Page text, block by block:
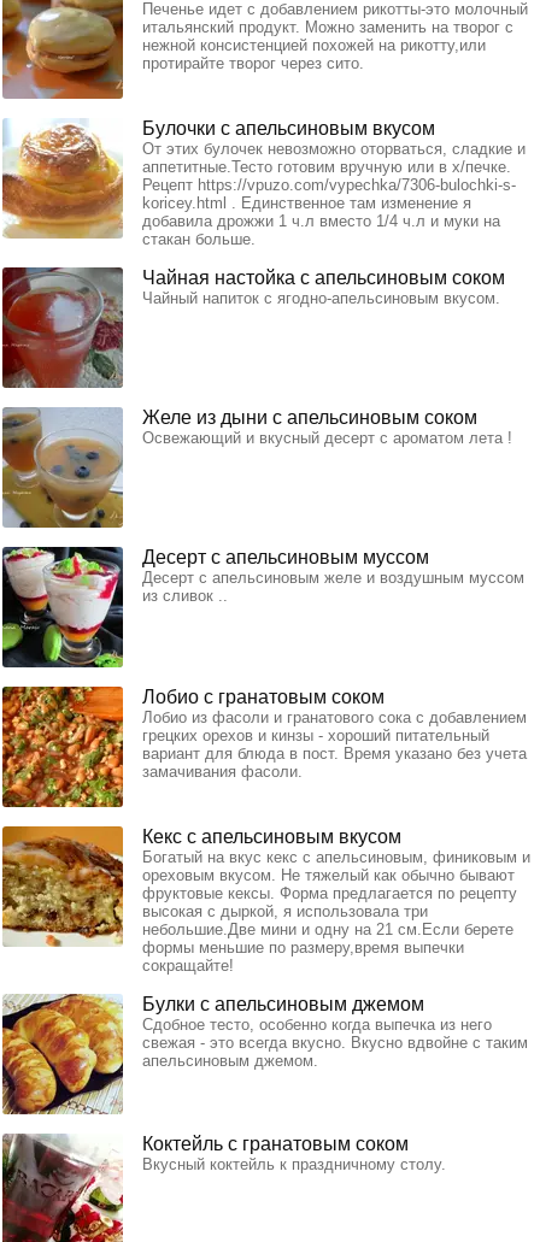
Печенье идет с добавлением рикотты-это молочный
итальянский продукт. Можно заменить на творог с
нежной консистенцией похожей на рикотту,или
протирайте творог через сито.
Булочки с апельсиновым вкусом
От этих булочек невозможно оторваться, сладкие и
аппетитные.Тесто готовим вручную или в х/печке.
Рецепт https://vpuzo.com/vypechka/7306-bulochki-s-
koricey.html . Единственное там изменение я
добавила дрожжи 1 ч.л вместо 1/4 ч.л и муки на
стакан больше.
Чайная настойка с апельсиновым соком
Чайный напиток с ягодно-апельсиновым вкусом.
Желе из дыни с апельсиновым соком
Освежающий и вкусный десерт с ароматом лета !
Десерт с апельсиновым муссом
Десерт с апельсиновым желе и воздушным муссом
из сливок ..
Лобио с гранатовым соком
Лобио из фасоли и гранатового сока с добавлением
грецких орехов и кинзы - хороший питательный
вариант для блюда в пост. Время указано без учета
замачивания фасоли.
Кекс с апельсиновым вкусом
Богатый на вкус кекс с апельсиновым, финиковым и
ореховым вкусом. Не тяжелый как обычно бывают
фруктовые кексы. Форма предлагается по рецепту
высокая с дыркой, я использовала три
небольшие.Две мини и одну на 21 см.Если берете
формы меньшие по размеру,время выпечки
сокращайте!
Булки с апельсиновым джемом
Сдобное тесто, особенно когда выпечка из него
свежая - это всегда вкусно. Вкусно вдвойне с таким
апельсиновым джемом.
Коктейль с гранатовым соком
Вкусный коктейль к праздничному столу.